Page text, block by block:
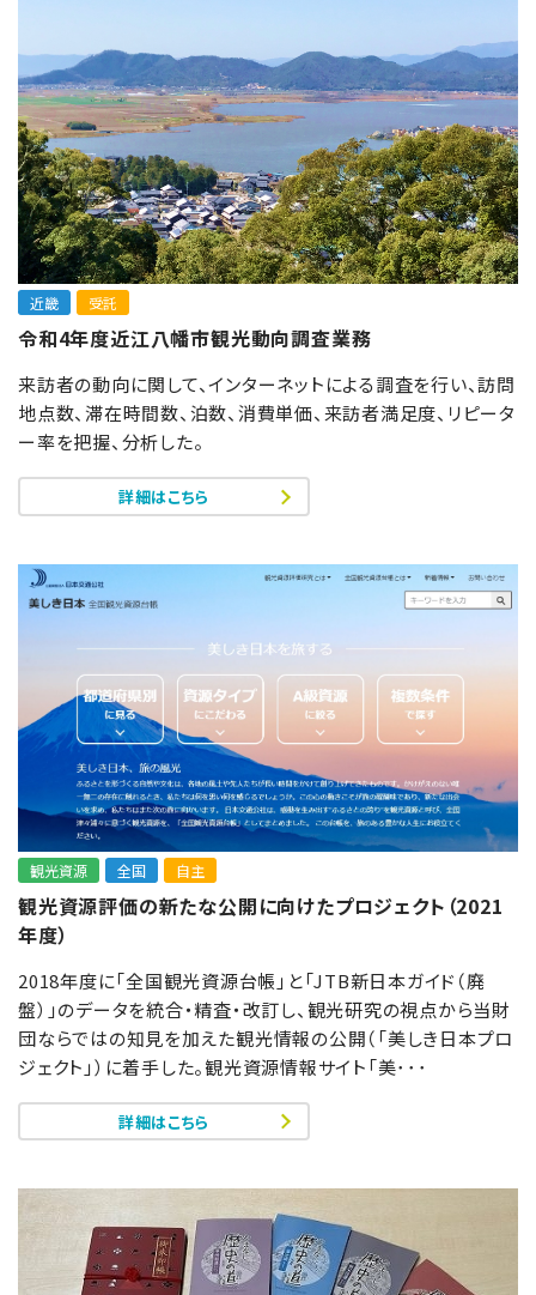
近畿 受託
令和4年度近江八幡市観光動向調査業務
来訪者の動向に関して、インターネットによる調査を行い、訪問
地点数、滞在時間数、泊数、消費単価、来訪者満足度、リピータ
ー率を把握、分析した。
詳細はこちら
観光資源 全国 自主
観光資源評価の新たな公開に向けたプロジェクト（2021
年度）
2018年度に「全国観光資源台帳」と「JTB新日本ガイド（廃
盤）」のデータを統合・精査・改訂し、観光研究の視点から当財
団ならではの知見を加えた観光情報の公開（「美しき日本プロ
ジェクト」）に着手した。観光資源情報サイト「美･･･
詳細はこちら